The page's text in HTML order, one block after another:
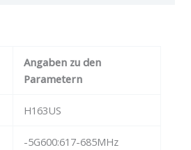
Angaben zu den
Parametern
H163US
-5G600:617-685MHz